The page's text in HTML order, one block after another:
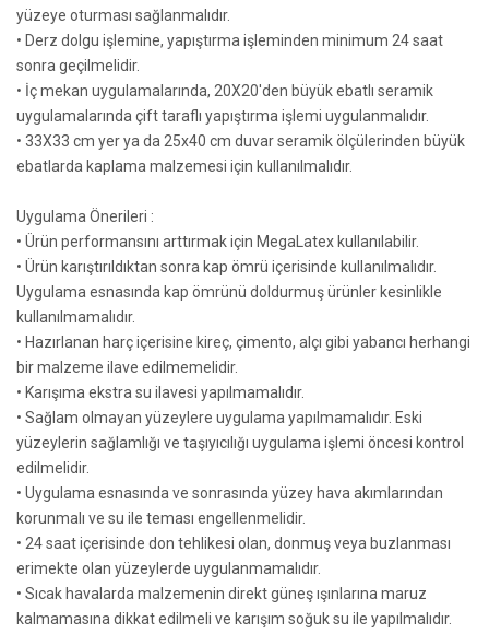
yüzeye oturması sağlanmalıdır.
• Derz dolgu işlemine, yapıştırma işleminden minimum 24 saat
sonra geçilmelidir.
• İç mekan uygulamalarında, 20X20'den büyük ebatlı seramik
uygulamalarında çift taraflı yapıştırma işlemi uygulanmalıdır.
• 33X33 cm yer ya da 25x40 cm duvar seramik ölçülerinden büyük
ebatlarda kaplama malzemesi için kullanılmalıdır.
Uygulama Önerileri :
• Ürün performansını arttırmak için MegaLatex kullanılabilir.
• Ürün karıştırıldıktan sonra kap ömrü içerisinde kullanılmalıdır.
Uygulama esnasında kap ömrünü doldurmuş ürünler kesinlikle
kullanılmamalıdır.
• Hazırlanan harç içerisine kireç, çimento, alçı gibi yabancı herhangi
bir malzeme ilave edilmemelidir.
• Karışıma ekstra su ilavesi yapılmamalıdır.
• Sağlam olmayan yüzeylere uygulama yapılmamalıdır. Eski
yüzeylerin sağlamlığı ve taşıyıcılığı uygulama işlemi öncesi kontrol
edilmelidir.
• Uygulama esnasında ve sonrasında yüzey hava akımlarından
korunmalı ve su ile teması engellenmelidir.
• 24 saat içerisinde don tehlikesi olan, donmuş veya buzlanması
erimekte olan yüzeylerde uygulanmamalıdır.
• Sıcak havalarda malzemenin direkt güneş ışınlarına maruz
kalmamasına dikkat edilmeli ve karışım soğuk su ile yapılmalıdır.